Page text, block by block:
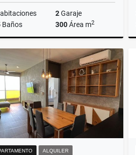
2Garaje
Baños 300Área m2
Alquiler
US$4,500
ALQUILER